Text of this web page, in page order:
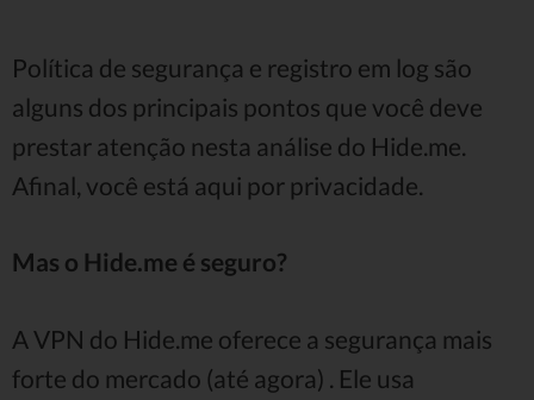
Política de segurança e registro em log são
alguns dos principais pontos que você deve
prestar atenção nesta análise do Hide.me.
Afinal, você está aqui por privacidade.
Mas o Hide.me é seguro?
A VPN do Hide.me oferece a segurança mais
forte do mercado (até agora) . Ele usa